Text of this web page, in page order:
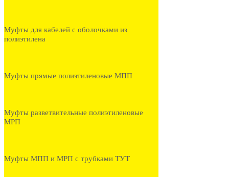
Муфты для кабелей с оболочками из
полиэтилена
Муфты прямые полиэтиленовые МПП
Муфты разветвительные полиэтиленовые
МРП
Муфты МПП и МРП с трубками ТУТ